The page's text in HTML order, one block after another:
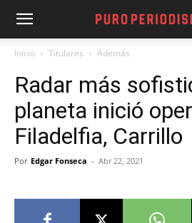
Inicio Titulares Además
Radar más
planeta inició
Filadelfia, Carrillo
Por Edgar Fonseca - Abr 22, 2021